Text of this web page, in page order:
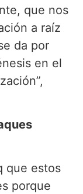
que nos
a raíz
da por
en el
que estos
porque